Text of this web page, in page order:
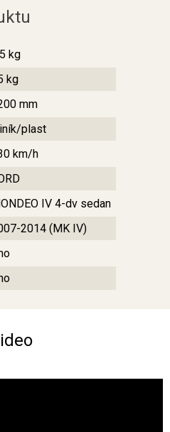
kg
kg
mm
plast
km/h
IV 4-dv sedan
2014 (MK IV)